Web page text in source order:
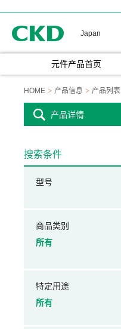
Japan
元件产品首页
HOME 产品信息 产品列表
产品详情
搜索条件
型号
商品类别
所有
特定用途
所有